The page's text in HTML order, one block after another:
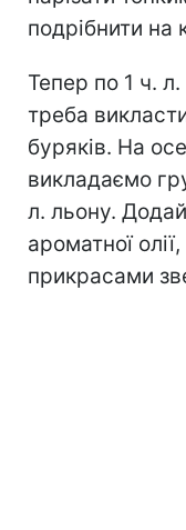
подрібнити на
Тепер по 1 ч.
треба
буряків. На
викладаємо
л. льону.
ароматної
прикрасами